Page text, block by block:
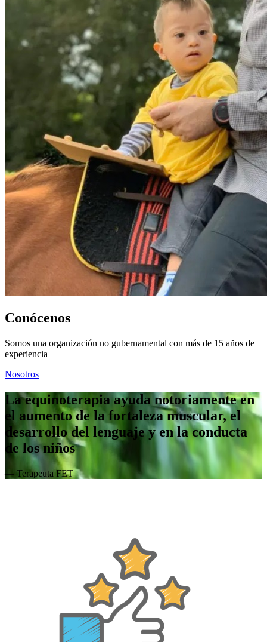
Conócenos
Somos una organización no gubernamental con más de 15 años de
experiencia
Nosotros
La equinoterapia ayuda notoriamente en
el aumento de la fortaleza muscular, el
desarrollo del lenguaje y en la conducta
de los niños
— Terapeuta FET